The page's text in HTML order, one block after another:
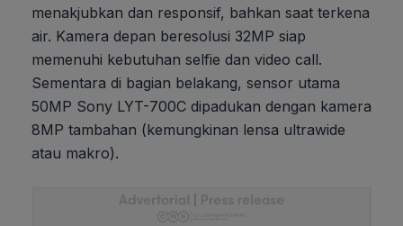
menakjubkan dan responsif, bahkan saat terkena
air. Kamera depan beresolusi 32MP siap
memenuhi kebutuhan selfie dan video call.
Sementara di bagian belakang, sensor utama
50MP Sony LYT-700C dipadukan dengan kamera
8MP tambahan (kemungkinan lensa ultrawide
atau makro).